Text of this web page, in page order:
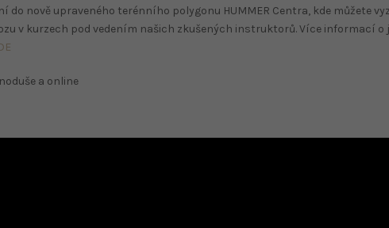
do nově upraveného terénního polygonu HUMMER Centra, kde můžete
v kurzech pod vedením našich zkušených instruktorů. Více informací
a online